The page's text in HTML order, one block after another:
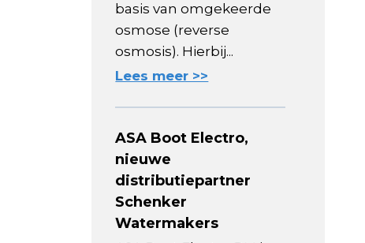
basis van omgekeerde
osmose (reverse
osmosis). Hierbij...
Lees meer >>
ASA Boot Electro,
nieuwe
distributiepartner
Schenker
Watermakers